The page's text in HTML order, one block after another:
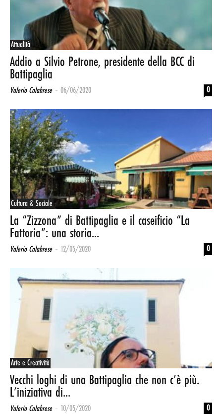
Attualità
Addio a Silvio Petrone, presidente della BCC di
Battipaglia
Valerio Calabrese - 06/06/2020 0
Cultura & Sociale
La “Zizzona” di Battipaglia e il caseificio “La
Fattoria”: una storia...
Valerio Calabrese - 12/05/2020 0
Arte e Creatività
Vecchi loghi di una Battipaglia che non c’è più.
L’iniziativa di...
Valerio Calabrese - 10/05/2020 0